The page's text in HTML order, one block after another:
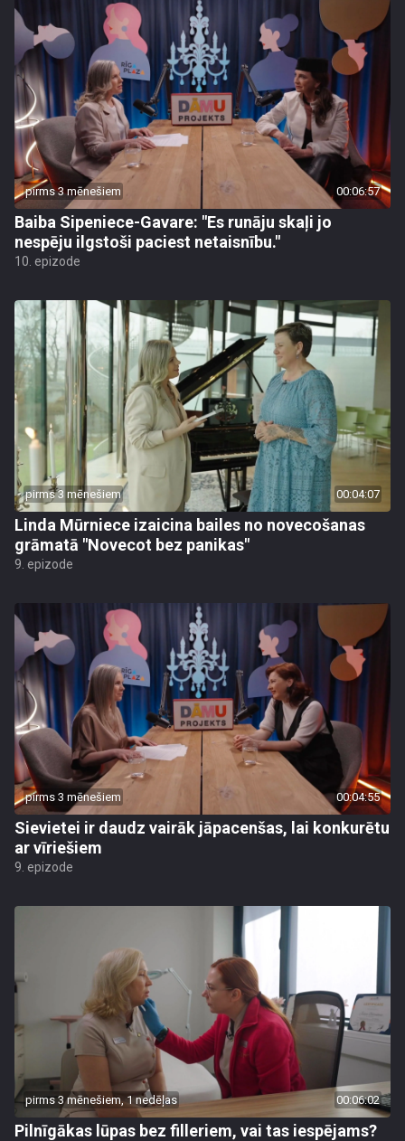
pirms 3 mēnešiem 00:06:57
Baiba Sipeniece-Gavare: "Es runāju skaļi jo
nespēju ilgstoši paciest netaisnību."
10. epizode
pirms 3 mēnešiem 00:04:07
Linda Mūrniece izaicina bailes no novecošanas
grāmatā "Novecot bez panikas"
9. epizode
pirms 3 mēnešiem 00:04:55
Sievietei ir daudz vairāk jāpacenšas, lai konkurētu
ar vīriešiem
9. epizode
pirms 3 mēnešiem, 1 nedēļas 00:06:02
Pilnīgākas lūpas bez filleriem, vai tas iespējams?